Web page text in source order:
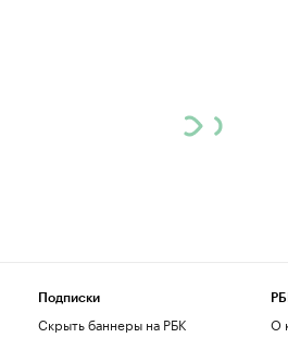
Подписки
Скрыть баннеры на РБК
О